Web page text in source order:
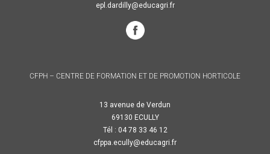
epl.dardilly@educagri.fr
CFPH – CENTRE DE FORMATION ET DE PROMOTION HORTICOLE
13 avenue de Verdun
69130 ECULLY
Tél : 04 78 33 46 12
cfppa.ecully@educagri.fr